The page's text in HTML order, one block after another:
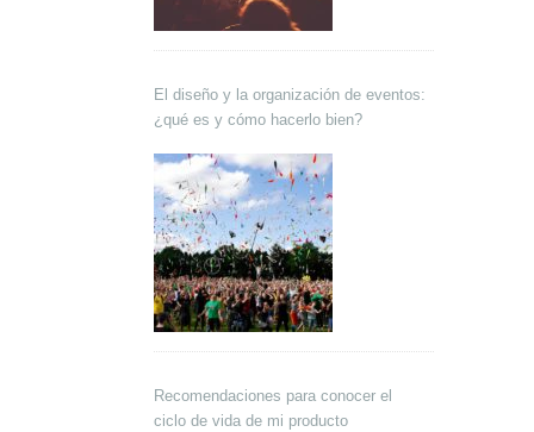
El diseño y la organización de eventos:
¿qué es y cómo hacerlo bien?
Recomendaciones para conocer el
ciclo de vida de mi producto